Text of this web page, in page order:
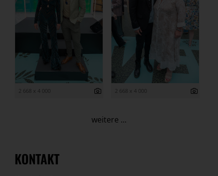
2 668 x 4 000 2 668 x 4 000
weitere ...
KONTAKT